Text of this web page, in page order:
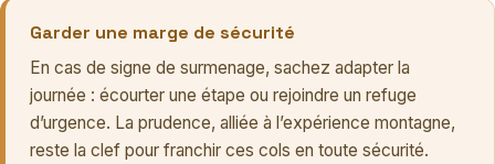
Garder une marge de sécurité
En cas de signe de surmenage, sachez adapter la
journée : écourter une étape ou rejoindre un refuge
d’urgence. La prudence, alliée à l’expérience montagne,
reste la clef pour franchir ces cols en toute sécurité.